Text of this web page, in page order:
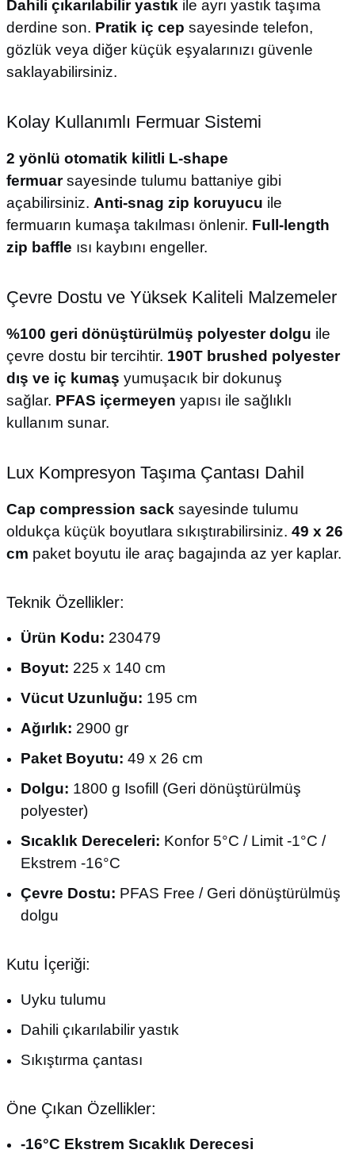
Dahili çıkarılabilir yastık ile ayrı yastık taşıma
derdine son. Pratik iç cep sayesinde telefon,
gözlük veya diğer küçük eşyalarınızı güvenle
saklayabilirsiniz.
Kolay Kullanımlı Fermuar Sistemi
2 yönlü otomatik kilitli L-shape
fermuarsayesinde tulumu battaniye gibi
açabilirsiniz. Anti-snag zip koruyucu ile
fermuarın kumaşa takılması önlenir. Full-length
zip baffle ısı kaybını engeller.
Çevre Dostu ve Yüksek Kaliteli Malzemeler
%100 geri dönüştürülmüş polyester dolgu ile
çevre dostu bir tercihtir. 190T brushed polyester
dış ve iç kumaş yumuşacık bir dokunuş
sağlar. PFAS içermeyen yapısı ile sağlıklı
kullanım sunar.
Lux Kompresyon Taşıma Çantası Dahil
Cap compression sack sayesinde tulumu
oldukça küçük boyutlara sıkıştırabilirsiniz. 49 x 26
cm paket boyutu ile araç bagajında az yer kaplar.
Teknik Özellikler:
Ürün Kodu: 230479
Boyut: 225 x 140 cm
Vücut Uzunluğu: 195 cm
Ağırlık: 2900 gr
Paket Boyutu: 49 x 26 cm
Dolgu: 1800 g Isofill (Geri dönüştürülmüş
polyester)
Sıcaklık Dereceleri: Konfor 5°C / Limit -1°C /
Ekstrem -16°C
Çevre Dostu: PFAS Free / Geri dönüştürülmüş
dolgu
Kutu İçeriği:
Uyku tulumu
Dahili çıkarılabilir yastık
Sıkıştırma çantası
Öne Çıkan Özellikler:
-16°C Ekstrem Sıcaklık Derecesi